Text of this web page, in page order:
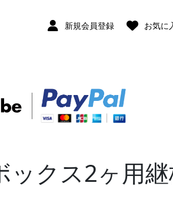
新規会員登録 お気に
ックス2ヶ